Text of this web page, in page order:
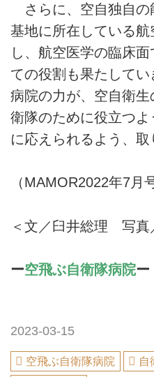
さらに、空自独自の
基地に所在している
し、航空医学の臨床
ての役割も果たして
病院の力が、空自衛
衛隊のために役立つ
に応えられるよう、取
（MAMOR2022年7月
＜文／臼井総理 写真
ー空飛ぶ自衛隊病院ー
2023-03-15
空飛ぶ自衛隊病院 自